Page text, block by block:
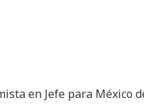
en Jefe para México